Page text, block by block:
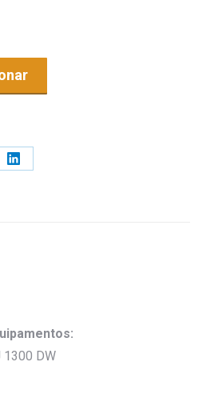
Share
1300 DW